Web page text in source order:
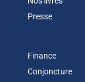
Presse
Finance
Conjoncture